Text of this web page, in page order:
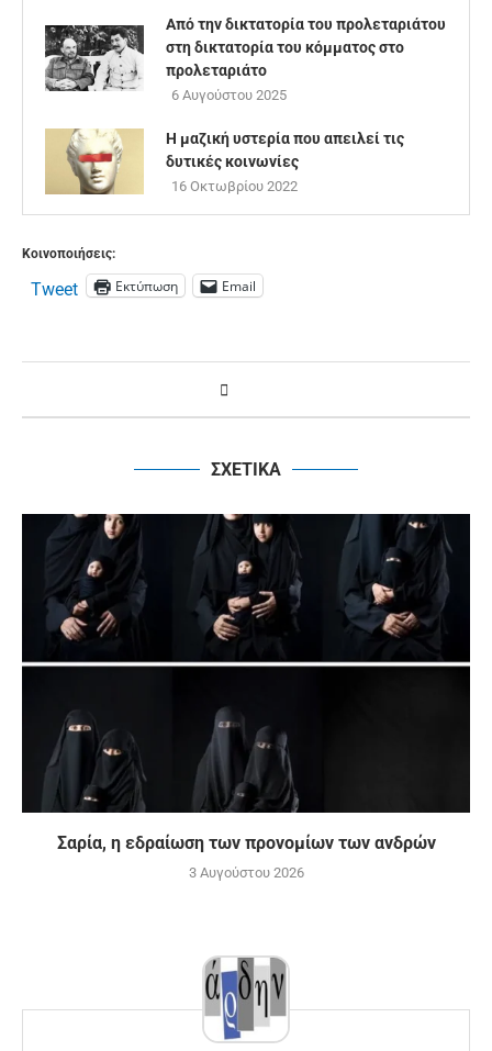
Από την δικτατορία του προλεταριάτου
στη δικτατορία του κόμματος στο
προλεταριάτο
6 Αυγούστου 2025
Η μαζική υστερία που απειλεί τις
δυτικές κοινωνίες
16 Οκτωβρίου 2022
Κοινοποιήσεις:
Tweet Εκτύπωση Email
ΣΧΕΤΙΚΑ
Σαρία, η εδραίωση των προνομίων των ανδρών
3 Αυγούστου 2026